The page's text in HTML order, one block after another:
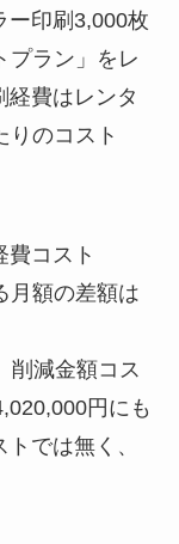
ー印刷3,000枚
ラン」をレ
経費はレンタ
りのコスト
費コスト
月額の差額は
削減金額コス
円にも
では無く、